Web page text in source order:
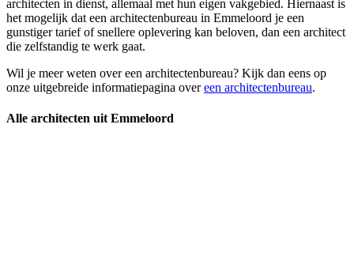
architecten in dienst, allemaal met hun eigen vakgebied. Hiernaast is
het mogelijk dat een architectenbureau in Emmeloord je een
gunstiger tarief of snellere oplevering kan beloven, dan een architect
die zelfstandig te werk gaat.
Wil je meer weten over een architectenbureau? Kijk dan eens op
onze uitgebreide informatiepagina overeen architectenbureau.
Alle architecten uit Emmeloord